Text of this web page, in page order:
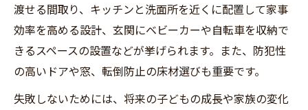
渡せる間取り、キッチンと洗面所を近くに配置して家事
効率を高める設計、玄関にベビーカーや自転車を収納で
きるスペースの設置などが挙げられます。また、防犯性
の高いドアや窓、転倒防止の床材選びも重要です。
失敗しないためには、将来の子どもの成長や家族の変化